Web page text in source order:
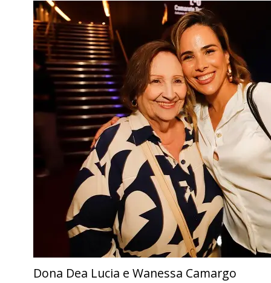
Dona Dea Lucia e Wanessa Camargo